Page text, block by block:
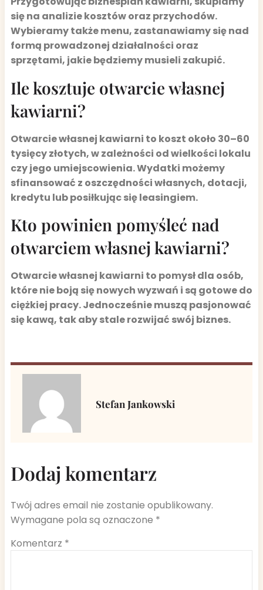
się na analizie kosztów oraz przychodów.
Wybieramy także menu, zastanawiamy się nad
formą prowadzonej działalności oraz
sprzętami, jakie będziemy musieli zakupić.
Ile kosztuje otwarcie własnej
kawiarni?
Otwarcie własnej kawiarni to koszt około 30–60
tysięcy złotych, w zależności od wielkości lokalu
czy jego umiejscowienia. Wydatki możemy
sfinansować z oszczędności własnych, dotacji,
kredytu lub posiłkując się leasingiem.
Kto powinien pomyśleć nad
otwarciem własnej kawiarni?
Otwarcie własnej kawiarni to pomysł dla osób,
które nie boją się nowych wyzwań i są gotowe do
ciężkiej pracy. Jednocześnie muszą pasjonować
się kawą, tak aby stale rozwijać swój biznes.
Stefan Jankowski
Dodaj komentarz
Twój adres email nie zostanie opublikowany.
Wymagane pola są oznaczone *
Komentarz *